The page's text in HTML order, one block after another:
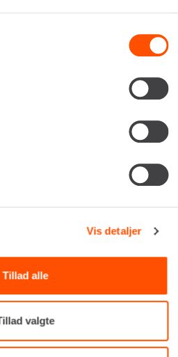
Vis detaljer
Tillad alle
valgte
människor jobbar här, de flesta
tur. 5/5